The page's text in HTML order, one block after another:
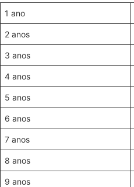
1 ano
2 anos
3 anos
4 anos
5 anos
6 anos
7 anos
8 anos
9 anos